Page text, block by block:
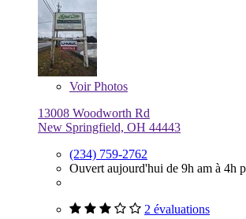
VoirPhotos
13008 Woodworth Rd
New Springfield, OH 44443
(234) 759-2762
Ouvert aujourd'hui de 9h am à 4h
2 évaluations